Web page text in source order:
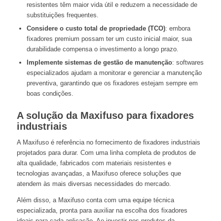
resistentes têm maior vida útil e reduzem a necessidade de
substituições frequentes.
Considere o custo total de propriedade (TCO): embora
fixadores premium possam ter um custo inicial maior, sua
durabilidade compensa o investimento a longo prazo.
Implemente sistemas de gestão de manutenção: softwares
especializados ajudam a monitorar e gerenciar a manutenção
preventiva, garantindo que os fixadores estejam sempre em
boas condições.
A solução da Maxifuso para fixadores
industriais
A Maxifuso é referência no fornecimento de fixadores industriais
projetados para durar. Com uma linha completa de produtos de
alta qualidade, fabricados com materiais resistentes e
tecnologias avançadas, a Maxifuso oferece soluções que
atendem às mais diversas necessidades do mercado.
Além disso, a Maxifuso conta com uma equipe técnica
especializada, pronta para auxiliar na escolha dos fixadores